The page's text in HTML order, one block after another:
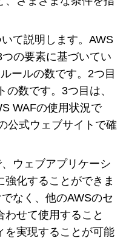
て説明します。AWS
の要素に基づいてい
ールの数です。2つ目
数です。3つ目は、
WAFの使用状況で
公式ウェブサイトで確
ウェブアプリケーシ
強化することができま
なく、他のAWSのセ
わせて使用すること
を実現することが可能